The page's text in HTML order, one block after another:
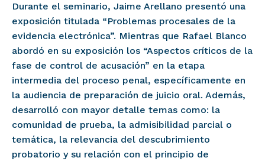
Durante el seminario, Jaime Arellano presentó una
exposición titulada “Problemas procesales de la
evidencia electrónica”. Mientras que Rafael Blanco
abordó en su exposición los “Aspectos críticos de la
fase de control de acusación” en la etapa
intermedia del proceso penal, específicamente en
la audiencia de preparación de juicio oral. Además,
desarrolló con mayor detalle temas como: la
comunidad de prueba, la admisibilidad parcial o
temática, la relevancia del descubrimiento
probatorio y su relación con el principio de